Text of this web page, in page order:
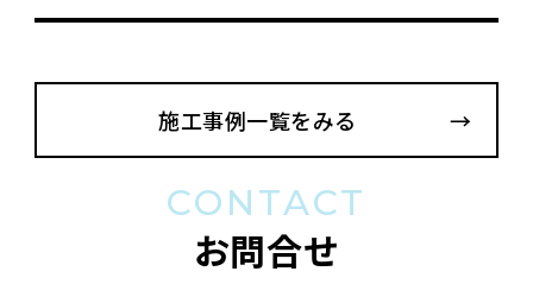
施工事例一覧をみる
CONTACT
お問合せ